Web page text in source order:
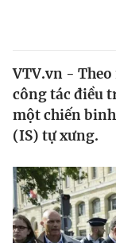
Tin tức
Thế giới đó đây
Câu chuyện quốc
Kinh tế
Tài chính
Góc doanh
Dữ liệu và đời
Truyền hình
Phim VTV
Giải trí
VTV.vn -
công tác điều
một chiến
(IS) tự xưng.